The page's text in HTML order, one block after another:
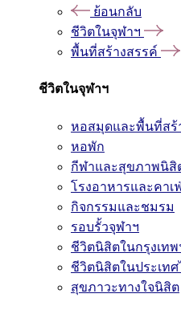
ย้อนกลับ
ชีวิตในจุฬาฯ
พื้นที่สร้างสรรค์
ชีวิตในจุฬาฯ
หอสมุดและพื้นที่สร้
หอพัก
กีฬาและสุขภาพนิสิ
โรงอาหารและคาเฟ่
กิจกรรมและชมรม
รอบรั้วจุฬาฯ
ชีวิตนิสิตในกรุงเทพ
ชีวิตนิสิตในประเทศ
สุขภาวะทางใจนิสิต